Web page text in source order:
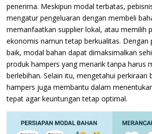
penerima. Meskipun modal terbatas,
mengatur pengeluaran dengan membeli
memanfaatkan supplier lokal, atau memilih
ekonomis namun tetap berkualitas. Dengan
baik, modal bahan dapat dimaksimalkan
produk hampers yang menarik tanpa harus
berlebihan. Selain itu, mengetahui perkiraan
hampers juga membantu dalam
tepat agar keuntungan tetap optimal.